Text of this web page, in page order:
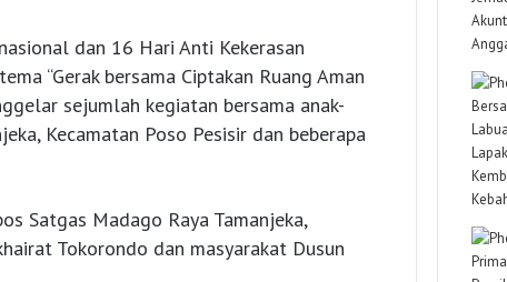
dan 16 Hari Anti Kekerasan
“Gerak bersama Ciptakan Ruang Aman
sejumlah kegiatan bersama anak-
Kecamatan Poso Pesisir dan beberapa
Satgas Madago Raya Tamanjeka,
Tokorondo dan masyarakat Dusun